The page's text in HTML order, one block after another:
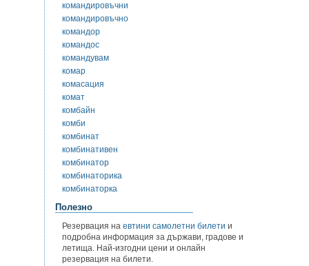
командировъчни
командировъчно
командор
командос
командувам
комар
комасация
комат
комбайн
комби
комбинат
комбинативен
комбинатор
комбинаторика
комбинаторка
Полезно
Резервация на евтини самолетни билети и
подробна информация за държави, градове и
летища. Най-изгодни цени и онлайн
резервация на билети.